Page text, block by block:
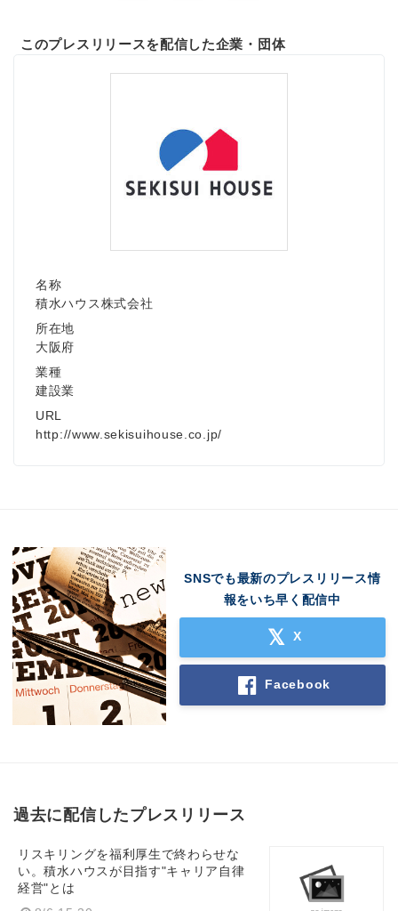
このプレスリリースを配信した企業・団体
名称
積水ハウス株式会社
所在地
大阪府
業種
建設業
URL
http://www.sekisuihouse.co.jp/
SNSでも最新のプレスリリース情
報をいち早く配信中
X
Facebook
過去に配信したプレスリリース
リスキリングを福利厚生で終わらせな
い。積水ハウスが目指す"キャリア自律
経営"とは